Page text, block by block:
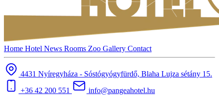
Home Hotel News Rooms Zoo Gallery Contact
4431 Nyíregyháza - Sóstógyógyfürdő, Blaha Lujza sétány 15.
+36 42 200 551
info@pangeahotel.hu